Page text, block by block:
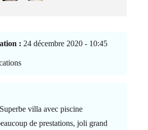
: 24 décembre 2020 - 10:45
villa avec piscine
de prestations, joli grand